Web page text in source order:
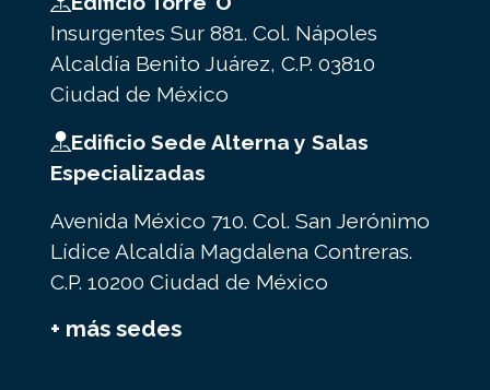
Insurgentes Sur 881. Col. Nápoles
Alcaldía Benito Juárez, C.P. 03810
Ciudad de México
Edificio Sede Alterna y Salas
Especializadas
Avenida México 710. Col. San Jerónimo
Lídice Alcaldía Magdalena Contreras.
C.P. 10200 Ciudad de México
+ más sedes